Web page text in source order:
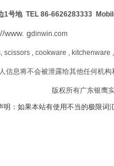
1号地 TEL 86-6626283333
www. gdinwin.com
scissors , cookware ,
信息将不会被泄露给其他任何机
版权所有广东银鹰
明：如果本站有使用不当的极限词